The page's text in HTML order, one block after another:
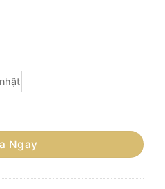
dầu, cọ quét sốt lên đồ ăn
Ngay